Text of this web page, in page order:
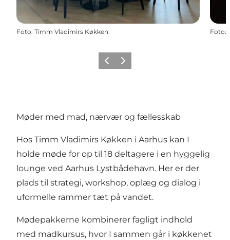
Foto: Timm Vladimirs Køkken Foto:
ForrigeNæste
Møder med mad, nærvær og fællesskab
Hos Timm Vladimirs Køkken i Aarhus kan I
holde møde for op til 18 deltagere i en hyggelig
lounge ved Aarhus Lystbådehavn. Her er der
plads til strategi, workshop, oplæg og dialog i
uformelle rammer tæt på vandet.
Mødepakkerne kombinerer fagligt indhold
med madkursus, hvor I sammen går i køkkenet